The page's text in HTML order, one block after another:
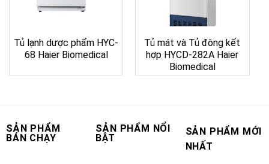
Tủ lạnh dược phẩm HYC-
68 Haier Biomedical
Tủ mát và Tủ đông kết
hợp HYCD-282A Haier
Biomedical
SẢN PHẨM
BÁN CHẠY
SẢN PHẨM NỔI
BẬT
SẢN PHẨM MỚI
NHẤT